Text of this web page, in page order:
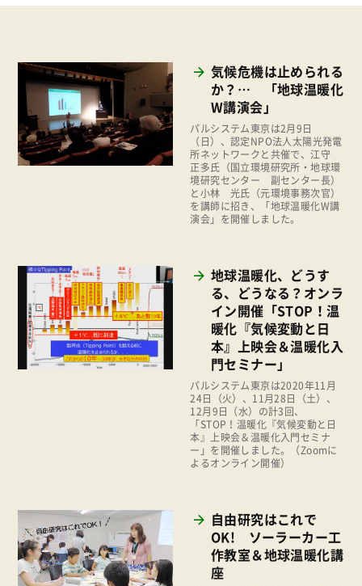
商品
環境
地域コミュニティ
組合員活動
平和と国際連帯
ぱる★キッズ
パルシステムでんき
広報
復興支援
食の安全
食育
2023年
2022年
2021年
2020年
2016年
2015年
2014年
2013年
気候危機は止められる
か？… 「地球温暖化
W講演会」
パルシステム東京は2月9日
（日）、認定NPO法人太陽光発電
所ネットワークと共催で、江守
正多氏（国立環境研究所・地球環
境研究センター 副センター長）
と小林 光氏（元環境事務次官）
を講師に招き、「地球温暖化W講
演会」を開催しました。
地球温暖化、どうす
る、どうなる？オンラ
イン開催「STOP！温
暖化『気候変動と日
本』上映会＆温暖化入
門セミナー」
パルシステム東京は2020年11月
24日（火）、11月28日（土）、
12月9日（水）の計3回、
「STOP！温暖化『気候変動と日
本』上映会＆温暖化入門セミナ
ー」を開催しました。（Zoomに
よるオンライン開催）
自由研究はこれで
OK! ソーラーカー工
作教室＆地球温暖化講
座